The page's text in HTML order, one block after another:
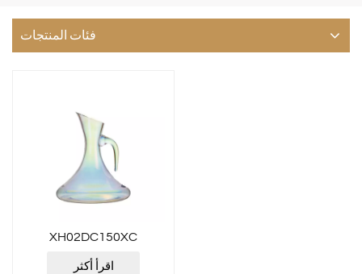
فئات المنتجات
XH02DC150XC
اقرأ أكثر